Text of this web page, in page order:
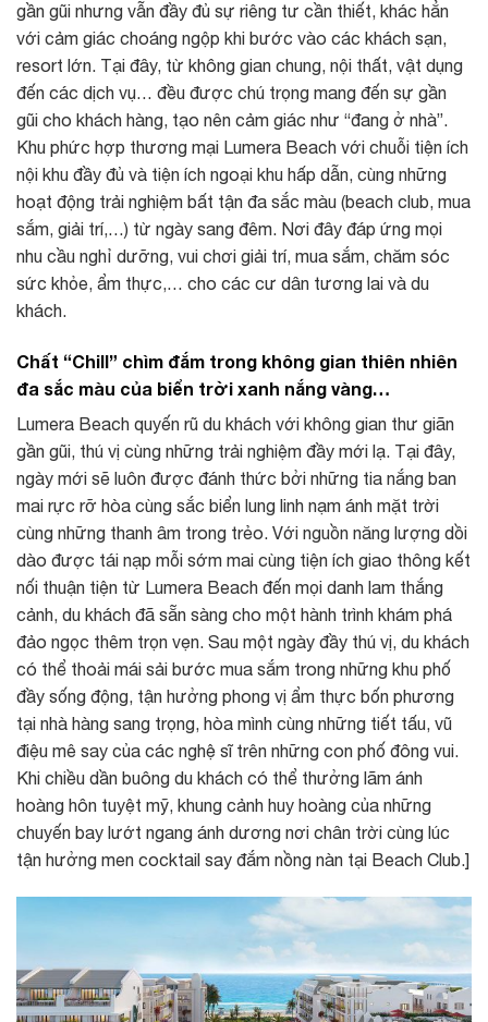
gần gũi nhưng vẫn đầy đủ sự riêng tư cần thiết, khác hẳn
với cảm giác choáng ngộp khi bước vào các khách sạn,
resort lớn. Tại đây, từ không gian chung, nội thất, vật dụng
đến các dịch vụ… đều được chú trọng mang đến sự gần
gũi cho khách hàng, tạo nên cảm giác như “đang ở nhà”.
Khu phức hợp thương mại Lumera Beach với chuỗi tiện ích
nội khu đầy đủ và tiện ích ngoại khu hấp dẫn, cùng những
hoạt động trải nghiệm bất tận đa sắc màu (beach club, mua
sắm, giải trí,…) từ ngày sang đêm. Nơi đây đáp ứng mọi
nhu cầu nghỉ dưỡng, vui chơi giải trí, mua sắm, chăm sóc
sức khỏe, ẩm thực,… cho các cư dân tương lai và du
khách.
Chất “Chill” chìm đắm trong không gian thiên nhiên
đa sắc màu của biển trời xanh nắng vàng…
Lumera Beach quyến rũ du khách với không gian thư giãn
gần gũi, thú vị cùng những trải nghiệm đầy mới lạ. Tại đây,
ngày mới sẽ luôn được đánh thức bởi những tia nắng ban
mai rực rỡ hòa cùng sắc biển lung linh nạm ánh mặt trời
cùng những thanh âm trong trẻo. Với nguồn năng lượng dồi
dào được tái nạp mỗi sớm mai cùng tiện ích giao thông kết
nối thuận tiện từ Lumera Beach đến mọi danh lam thắng
cảnh, du khách đã sẵn sàng cho một hành trình khám phá
đảo ngọc thêm trọn vẹn. Sau một ngày đầy thú vị, du khách
có thể thoải mái sải bước mua sắm trong những khu phố
đầy sống động, tận hưởng phong vị ẩm thực bốn phương
tại nhà hàng sang trọng, hòa mình cùng những tiết tấu, vũ
điệu mê say của các nghệ sĩ trên những con phố đông vui.
Khi chiều dần buông du khách có thể thưởng lãm ánh
hoàng hôn tuyệt mỹ, khung cảnh huy hoàng của những
chuyến bay lướt ngang ánh dương nơi chân trời cùng lúc
tận hưởng men cocktail say đắm nồng nàn tại Beach Club.]